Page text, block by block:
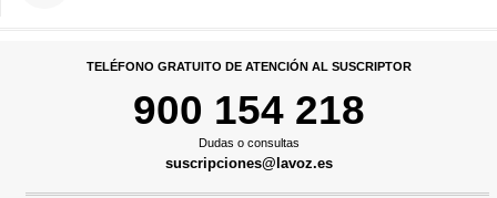
TELÉFONO GRATUITO DE ATENCIÓN AL SUSCRIPTOR
900 154 218
Dudas o consultas
suscripciones@lavoz.es